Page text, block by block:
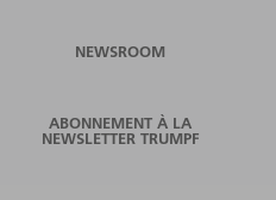
NEWSROOM
ABONNEMENT À LA
NEWSLETTER TRUMPF